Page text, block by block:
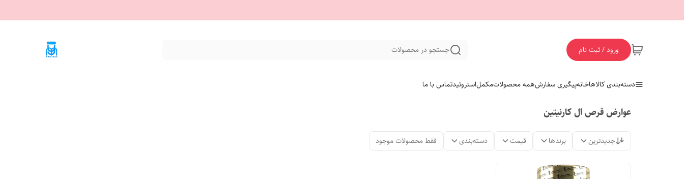
ورود / ثبت نام جستجو در محصولات
دسته‌بندی کالاهاخانهپیگیری سفارشهمه محصولاتمکملاستروئیدتماس با ما
عوارض قرص ال کارنیتین
جدیدترین برندها قیمت دسته‌بندی فقط محصولات موجود